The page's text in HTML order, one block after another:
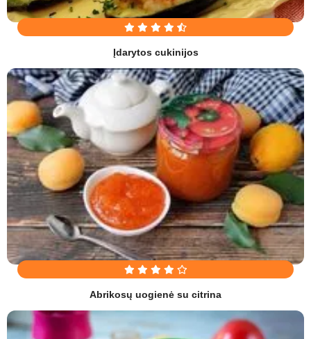
Įdarytos cukinijos
Abrikosų uogienė su citrina